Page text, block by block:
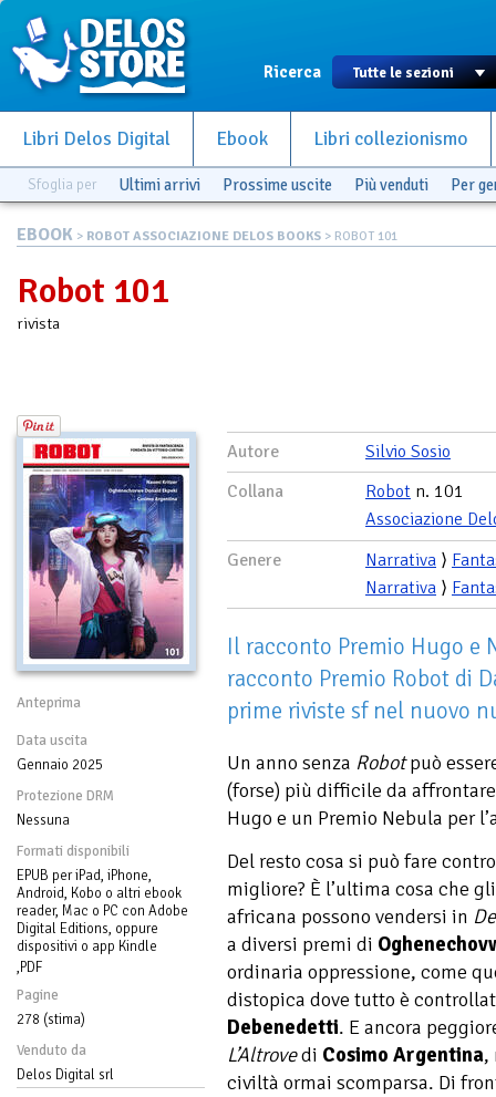
Ricerca
Libri Delos Digital Ebook Libri collezionismo
Sfoglia per Ultimi arrivi Prossime uscite Più venduti Per
EBOOK > ROBOT ASSOCIAZIONE DELOS BOOKS > ROBOT 101
Robot 101
rivista
Anteprima
Data uscita
Gennaio 2025
Protezione DRM
Nessuna
Formati disponibili
EPUB per iPad, iPhone,
Android, Kobo o altri ebook
reader, Mac o PC con Adobe
Digital Editions, oppure
dispositivi o app Kindle
,PDF
Pagine
278 (stima)
Venduto da
Delos Digital srl
Autore
Silvio Sosio
Collana
Robot n. 101
Associazione
Genere
Narrativa ⟩
Narrativa ⟩
Il racconto Premio Hugo e
racconto Premio Robot di
prime riviste sf nel nuovo
Un anno senza Robotpuò
(forse) più difficile da
Hugo e un Premio Nebula per
Del resto cosa si può fare
migliore? È l’ultima cosa che
africana possono vendersi in
a diversi premi di
ordinaria oppressione, come
distopica dove tutto è
Debenedetti. E ancora
L’Altrovedi Cosimo Argentina,
civiltà ormai scomparsa. Di